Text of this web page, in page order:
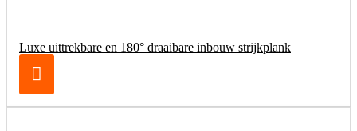
Luxe uittrekbare en 180° draaibare inbouw strijkplank